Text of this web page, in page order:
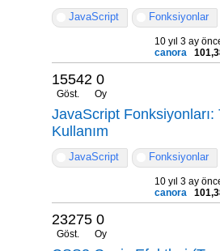
JavaScript Fonksiyonlar
10 yıl 3 ay
canora
15542
Göst.
0
Oy
JavaScript Fonksiyonları:
Kullanım
JavaScript Fonksiyonlar
10 yıl 3 ay
canora
23275
Göst.
0
Oy